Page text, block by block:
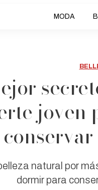
MODA
joven
conservar
natural por
dormir para